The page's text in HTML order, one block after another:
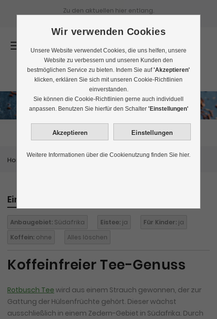
Zu den aktuellen hier entlang.
Rotbuschtee
Home
Einkaufen nach
Anbaugebiet: Südafrika Eistee: ja Für Kinder: ja
Koffein: ohne Alles löschen
Koffeinfreier Tee-Genuss
Rotbusch Tee wird aus einem Strauch gewonnen, der zur
Gattung der Hülsenfrüchte gehört. Dieser wächst
ausschließlich in einem Zedern-Gebiet in Südafrika. Durch
Wir verwenden Cookies
Unsere Website verwendet Cookies, die uns helfen, unsere
Website zu verbessern und unseren Kunden den
bestmöglichen Service zu bieten. Indem Sie auf'Akzeptieren'
klicken, erklären Sie sich mit unseren Cookie-Richtlinien
einverstanden.
Sie können die Cookie-Richtlinien gerne auch individuell
anpassen. Benutzen Sie hierfür den Schalter 'Einstellungen'
Weitere Informationen über die Cookienutzung finden Sie hier.